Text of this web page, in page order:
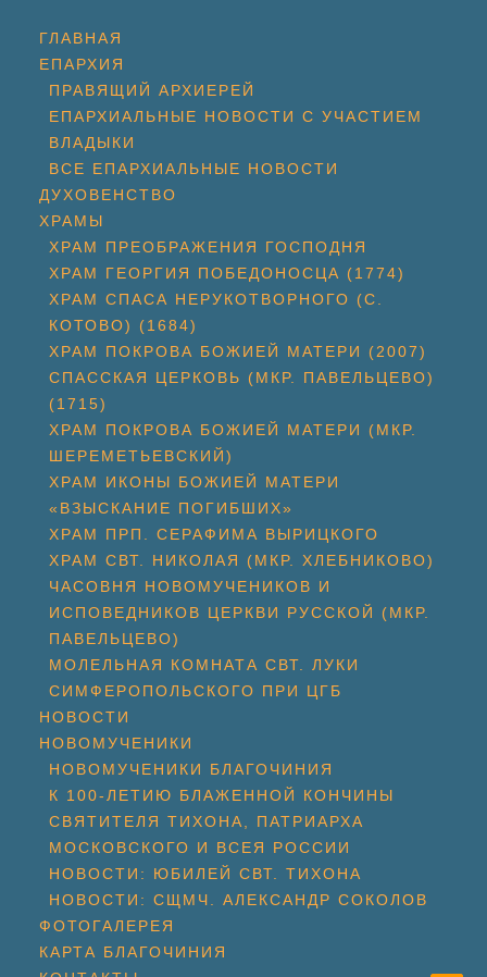
ГЛАВНАЯ
ЕПАРХИЯ
ПРАВЯЩИЙ АРХИЕРЕЙ
ЕПАРХИАЛЬНЫЕ НОВОСТИ С УЧАСТИЕМ
ВЛАДЫКИ
ВСЕ ЕПАРХИАЛЬНЫЕ НОВОСТИ
ДУХОВЕНСТВО
ХРАМЫ
ХРАМ ПРЕОБРАЖЕНИЯ ГОСПОДНЯ
ХРАМ ГЕОРГИЯ ПОБЕДОНОСЦА (1774)
ХРАМ СПАСА НЕРУКОТВОРНОГО (С.
КОТОВО) (1684)
ХРАМ ПОКРОВА БОЖИЕЙ МАТЕРИ (2007)
СПАССКАЯ ЦЕРКОВЬ (МКР. ПАВЕЛЬЦЕВО)
(1715)
ХРАМ ПОКРОВА БОЖИЕЙ МАТЕРИ (МКР.
ШЕРЕМЕТЬЕВСКИЙ)
ХРАМ ИКОНЫ БОЖИЕЙ МАТЕРИ
«ВЗЫСКАНИЕ ПОГИБШИХ»
ХРАМ ПРП. СЕРАФИМА ВЫРИЦКОГО
ХРАМ СВТ. НИКОЛАЯ (МКР. ХЛЕБНИКОВО)
ЧАСОВНЯ НОВОМУЧЕНИКОВ И
ИСПОВЕДНИКОВ ЦЕРКВИ РУССКОЙ (МКР.
ПАВЕЛЬЦЕВО)
МОЛЕЛЬНАЯ КОМНАТА СВТ. ЛУКИ
СИМФЕРОПОЛЬСКОГО ПРИ ЦГБ
НОВОСТИ
НОВОМУЧЕНИКИ
НОВОМУЧЕНИКИ БЛАГОЧИНИЯ
К 100-ЛЕТИЮ БЛАЖЕННОЙ КОНЧИНЫ
СВЯТИТЕЛЯ ТИХОНА, ПАТРИАРХА
МОСКОВСКОГО И ВСЕЯ РОССИИ
НОВОСТИ: ЮБИЛЕЙ СВТ. ТИХОНА
НОВОСТИ: СЩМЧ. АЛЕКСАНДР СОКОЛОВ
ФОТОГАЛЕРЕЯ
КАРТА БЛАГОЧИНИЯ